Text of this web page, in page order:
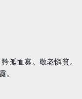
孤恤寡。敬老憐貧。
。